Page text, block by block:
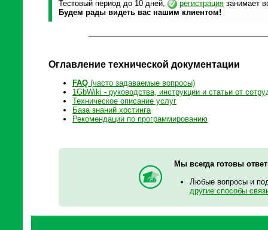
Тестовый период до 10 дней,
регистрация занимает
Будем рады видеть вас нашим клиентом!
Оглавление технической документации
FAQ (часто задаваемые вопросы)
1GbWiki - руководства, инструкции и статьи от
Техническое описание услуг
База знаний хостинга
Рекомендации по программированию
Мы всегда готовы
Любые вопросы и
другие способы